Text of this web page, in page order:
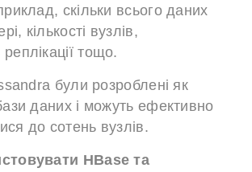
скільки всього даних
кількості вузлів,
тощо.
були розроблені як
даних і можуть ефективно
до сотень вузлів.
HBase та